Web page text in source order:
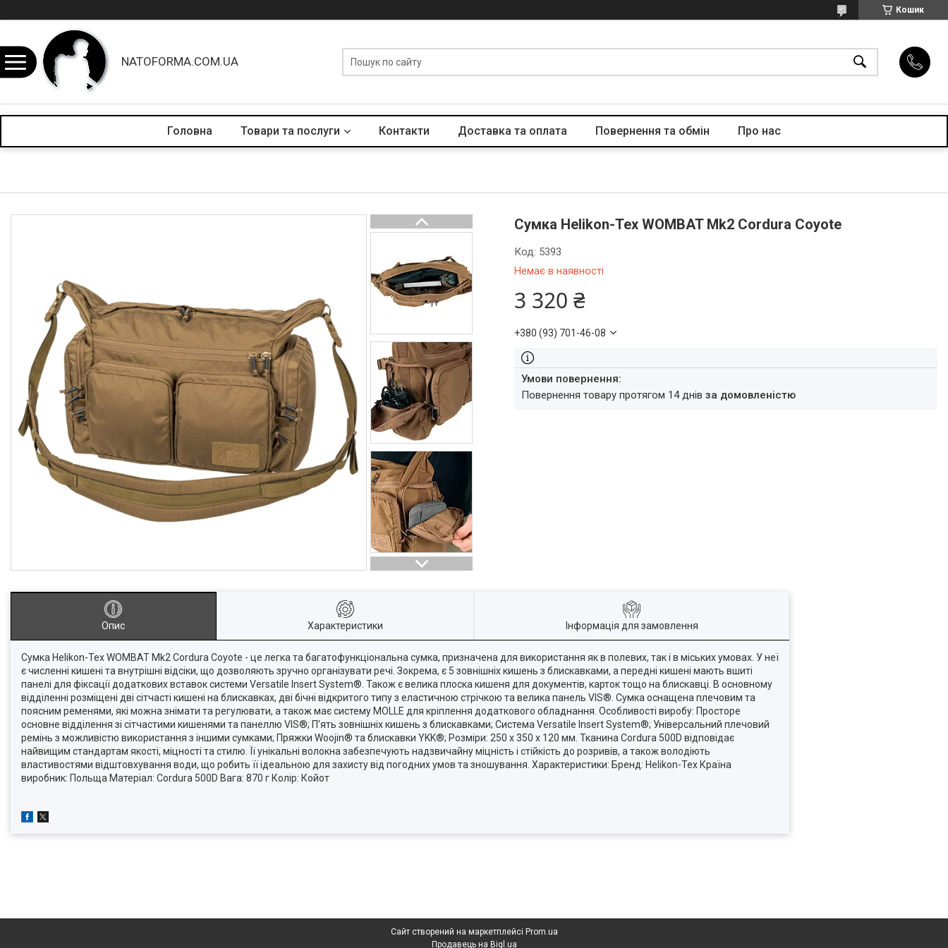
Кошик
NATOFORMA.COM.UA
Головна Товари та послуги Контакти Доставка та оплата Повернення та обмін Про нас
Сумка Helikon-Tex WOMBAT Mk2 Cordura Coyote
Немає в наявності
Код: 5393
3 320 ₴
+380 (93) 701-46-08
повернення товару протягом 14 днівза домовленістю
Опис Характеристики Інформація для замовлення
Сумка Helikon-Tex WOMBAT Mk2 Cordura Coyote - це легка та багатофункціональна сумка, призначена для використання як в полевих, так і в міських умовах. У неї
є численні кишені та внутрішні відсіки, що дозволяють зручно організувати речі. Зокрема, є 5 зовнішніх кишень з блискавками, а передні кишені мають вшиті
панелі для фіксації додаткових вставок системи Versatile Insert System®. Також є велика плоска кишеня для документів, карток тощо на блискавці. В основному
відділенні розміщені дві сітчасті кишені на блискавках, дві бічні відкритого типу з еластичною стрічкою та велика панель VIS®. Сумка оснащена плечовим та
поясним ременями, які можна знімати та регулювати, а також має систему MOLLE для кріплення додаткового обладнання. Особливості виробу: Просторе
основне відділення зі сітчастими кишенями та панеллю VIS®; П'ять зовнішніх кишень з блискавками; Система Versatile Insert System®; Універсальний плечовий
ремінь з можливістю використання з іншими сумками; Пряжки Woojin® та блискавки YKK®; Розміри: 250 x 350 x 120 мм. Тканина Cordura 500D відповідає
найвищим стандартам якості, міцності та стилю. Її унікальні волокна забезпечують надзвичайну міцність і стійкість до розривів, а також володіють
властивостями відштовхування води, що робить її ідеальною для захисту від погодних умов та зношування. Характеристики: Бренд: Helikon-Tex Країна
виробник: Польща Матеріал: Cordura 500D Вага: 870 г Колір: Койот
Сайт створений на маркетплейсі Prom.ua
Продавець на Bigl.ua